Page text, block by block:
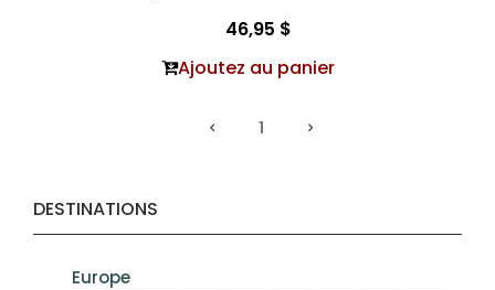
DESTINATIONS
Europe
46,95 $
Ajoutez au panier
1